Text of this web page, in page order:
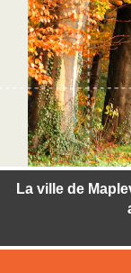
La ville de